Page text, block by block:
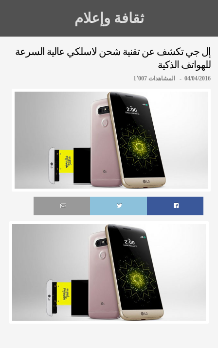
ثقافة وإعلام
إل جي تكشف عن تقنية شحن لاسلكي عالية السرعة
للهواتف الذكية
04/04/2016 - المشاهدات 1٬007